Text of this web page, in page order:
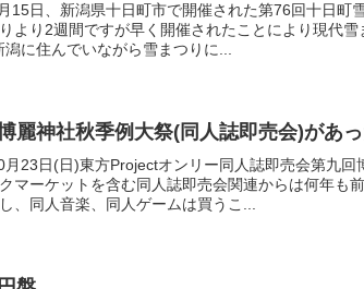
15日、新潟県十日町市で開催された第76回十日町
より2週間ですが早く開催されたことにより現代
潟に住んでいながら雪まつりに...
麗神社秋季例大祭(同人誌即売会)があ
月23日(日)東方Projectオンリー同人誌即売会第九回
マーケットを含む同人誌即売会関連からは何年も
、同人音楽、同人ゲームは買うこ...